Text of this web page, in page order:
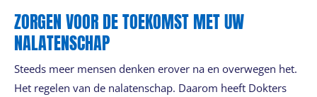
ZORGEN VOOR DE TOEKOMST MET UW
NALATENSCHAP
Steeds meer mensen denken erover na en overwegen het.
Het regelen van de nalatenschap. Daarom heeft Dokters